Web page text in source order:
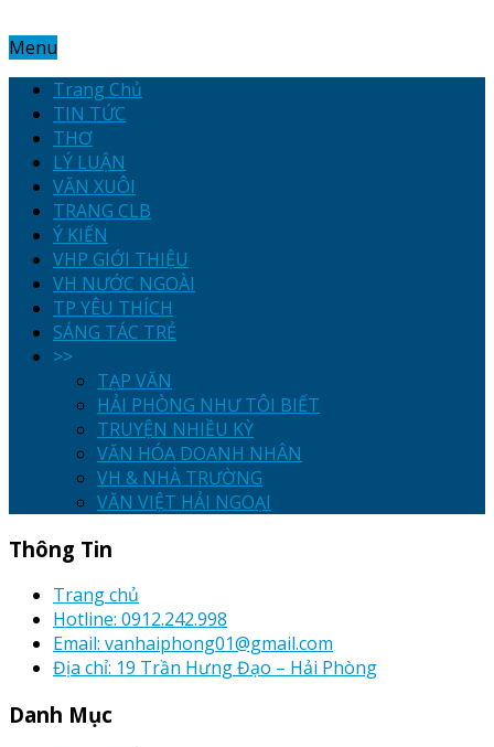
Menu
Trang Chủ
TIN TỨC
THƠ
LÝ LUẬN
VĂN XUÔI
TRANG CLB
Ý KIẾN
VHP GIỚI THIỆU
VH NƯỚC NGOÀI
TP YÊU THÍCH
SÁNG TÁC TRẺ
>>
TẠP VĂN
HẢI PHÒNG NHƯ TÔI BIẾT
TRUYỆN NHIỀU KỲ
VĂN HÓA DOANH NHÂN
VH & NHÀ TRƯỜNG
VĂN VIỆT HẢI NGOẠI
Thông Tin
Trang chủ
Hotline: 0912.242.998
Email: vanhaiphong01@gmail.com
Địa chỉ: 19 Trần Hưng Đạo – Hải Phòng
Danh Mục